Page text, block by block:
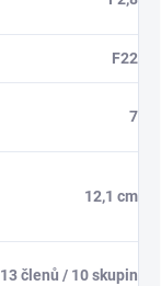
F22
7
12,1 cm
13 členů / 10 skupin